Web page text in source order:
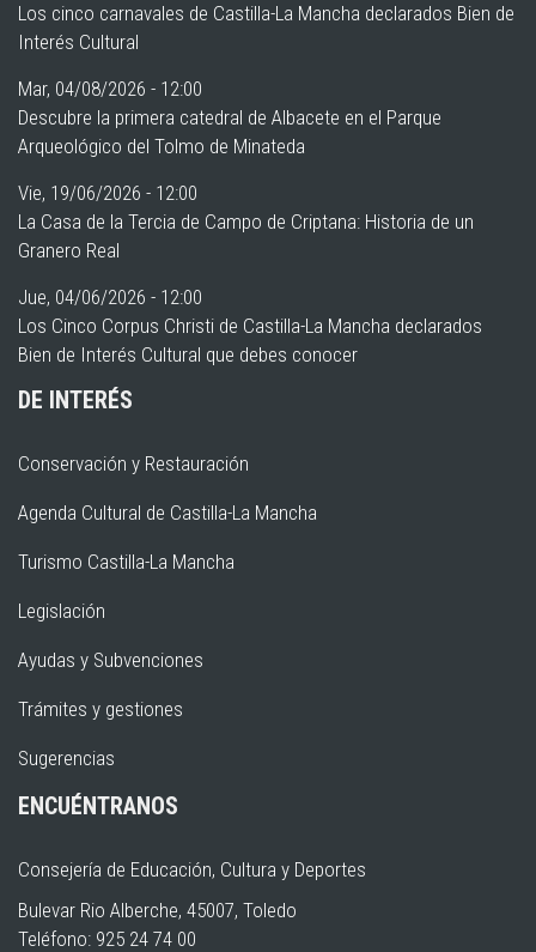
Los cinco carnavales de Castilla-La Mancha declarados Bien de
Interés Cultural
Mar, 04/08/2026 - 12:00
Descubre la primera catedral de Albacete en el Parque
Arqueológico del Tolmo de Minateda
Vie, 19/06/2026 - 12:00
La Casa de la Tercia de Campo de Criptana: Historia de un
Granero Real
Jue, 04/06/2026 - 12:00
Los Cinco Corpus Christi de Castilla-La Mancha declarados
Bien de Interés Cultural que debes conocer
DE INTERÉS
Conservación y Restauración
Agenda Cultural de Castilla-La Mancha
Turismo Castilla-La Mancha
Legislación
Ayudas y Subvenciones
Trámites y gestiones
Sugerencias
ENCUÉNTRANOS
Consejería de Educación, Cultura y Deportes
Bulevar Rio Alberche, 45007, Toledo
Teléfono: 925 24 74 00